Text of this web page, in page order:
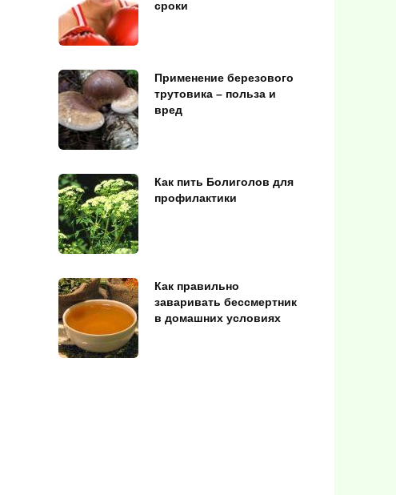
сроки
Применение березового
трутовика – польза и
вред
Как пить Болиголов для
профилактики
Как правильно
заваривать бессмертник
в домашних условиях